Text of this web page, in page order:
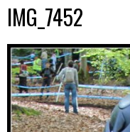
IMG_7452